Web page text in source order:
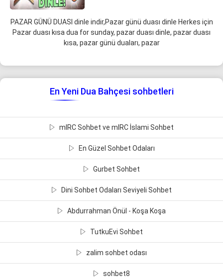
PAZAR GÜNÜ DUASI dinle indir,Pazar günü duası dinle Herkes için
Pazar duası kısa dua for sunday, pazar duası dinle, pazar duası
kısa, pazar günü duaları, pazar
En Yeni Dua Bahçesi sohbetleri
mIRC Sohbet ve mIRC İslami Sohbet
En Güzel Sohbet Odaları
Gurbet Sohbet
Dini Sohbet Odaları Seviyeli Sohbet
Abdurrahman Önül - Koşa Koşa
TutkuEvi Sohbet
zalim sohbet odası
sohbet8